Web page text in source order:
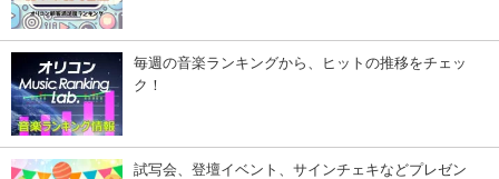
毎週の音楽ランキングから、ヒットの推移をチェッ
ク！
試写会、登壇イベント、サインチェキなどプレゼン